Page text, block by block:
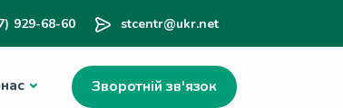
929-68-60 stcentr@ukr.net
Зворотній зв'язок